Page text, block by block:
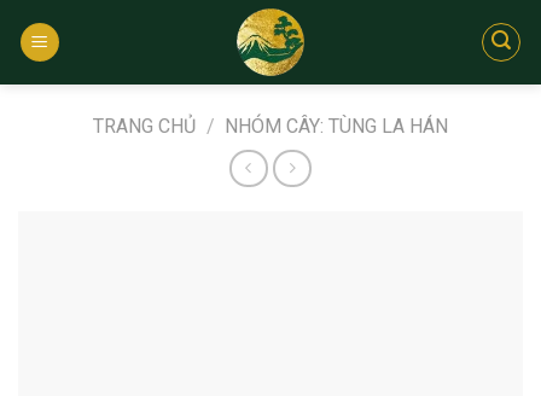
qua
TRANG CHỦ / NHÓM CÂY: TÙNG LA HÁN